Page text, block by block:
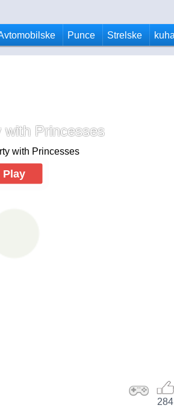
Punce Strelske
with Princesses
Play
284